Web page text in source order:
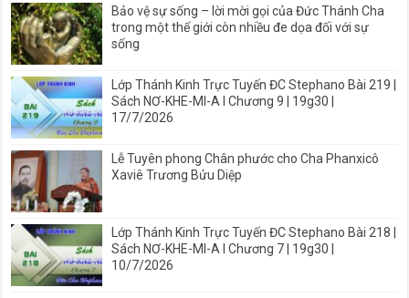
Bảo vệ sự sống – lời mời gọi của Đức Thánh Cha
trong một thế giới còn nhiều đe dọa đối với sự
sống
Lớp Thánh Kinh Trực Tuyến ĐC Stephano Bài 219 |
Sách NƠ-KHE-MI-A I Chương 9 | 19g30 |
17/7/2026
Lễ Tuyên phong Chân phước cho Cha Phanxicô
Xaviê Trương Bửu Diệp
Lớp Thánh Kinh Trực Tuyến ĐC Stephano Bài 218 |
Sách NƠ-KHE-MI-A I Chương 7 | 19g30 |
10/7/2026